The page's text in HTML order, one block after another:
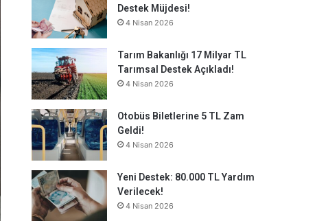
Destek Müjdesi!
4 Nisan 2026
Tarım Bakanlığı 17 Milyar TL
Tarımsal Destek Açıkladı!
4 Nisan 2026
Otobüs Biletlerine 5 TL Zam
Geldi!
4 Nisan 2026
Yeni Destek: 80.000 TL Yardım
Verilecek!
4 Nisan 2026